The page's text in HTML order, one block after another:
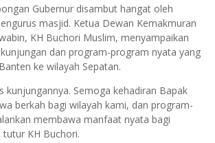
Gubernur disambut hangat oleh
masjid. Ketua Dewan Kemakmuran
KH Buchori Muslim, menyampaikan
dan program-program nyata yang
ke wilayah Sepatan.
kunjungannya. Semoga kehadiran Bapak
berkah bagi wilayah kami, dan program-
membawa manfaat nyata bagi
KH Buchori.